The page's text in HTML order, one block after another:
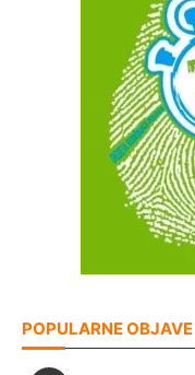
POPULARNE OBJAVE